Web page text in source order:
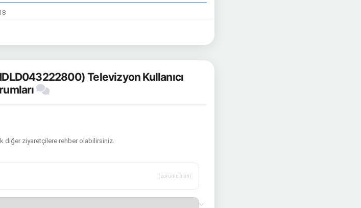
Televizyon Kullanıcı
diğer ziyaretçilere rehber olabilirsiniz.
(zorunlu alan)